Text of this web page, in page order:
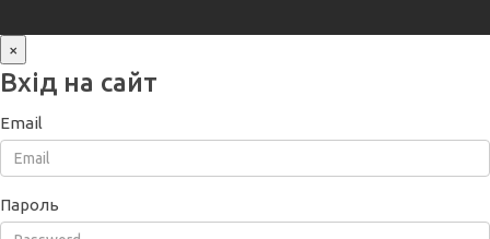
×
Вхід на сайт
Email
Пароль